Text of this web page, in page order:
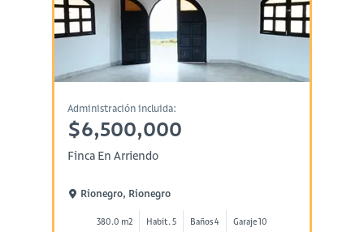
Administración incluida:
$6,500,000
Finca En Arriendo
Rionegro, Rionegro
380.0 m2 Habit. 5 Baños 4 Garaje 10